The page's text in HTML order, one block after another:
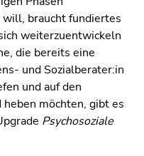
braucht fundiertes
weiterzuentwickeln
die bereits eine
und Sozialberater:in
und auf den
möchten, gibt es
Psychosoziale